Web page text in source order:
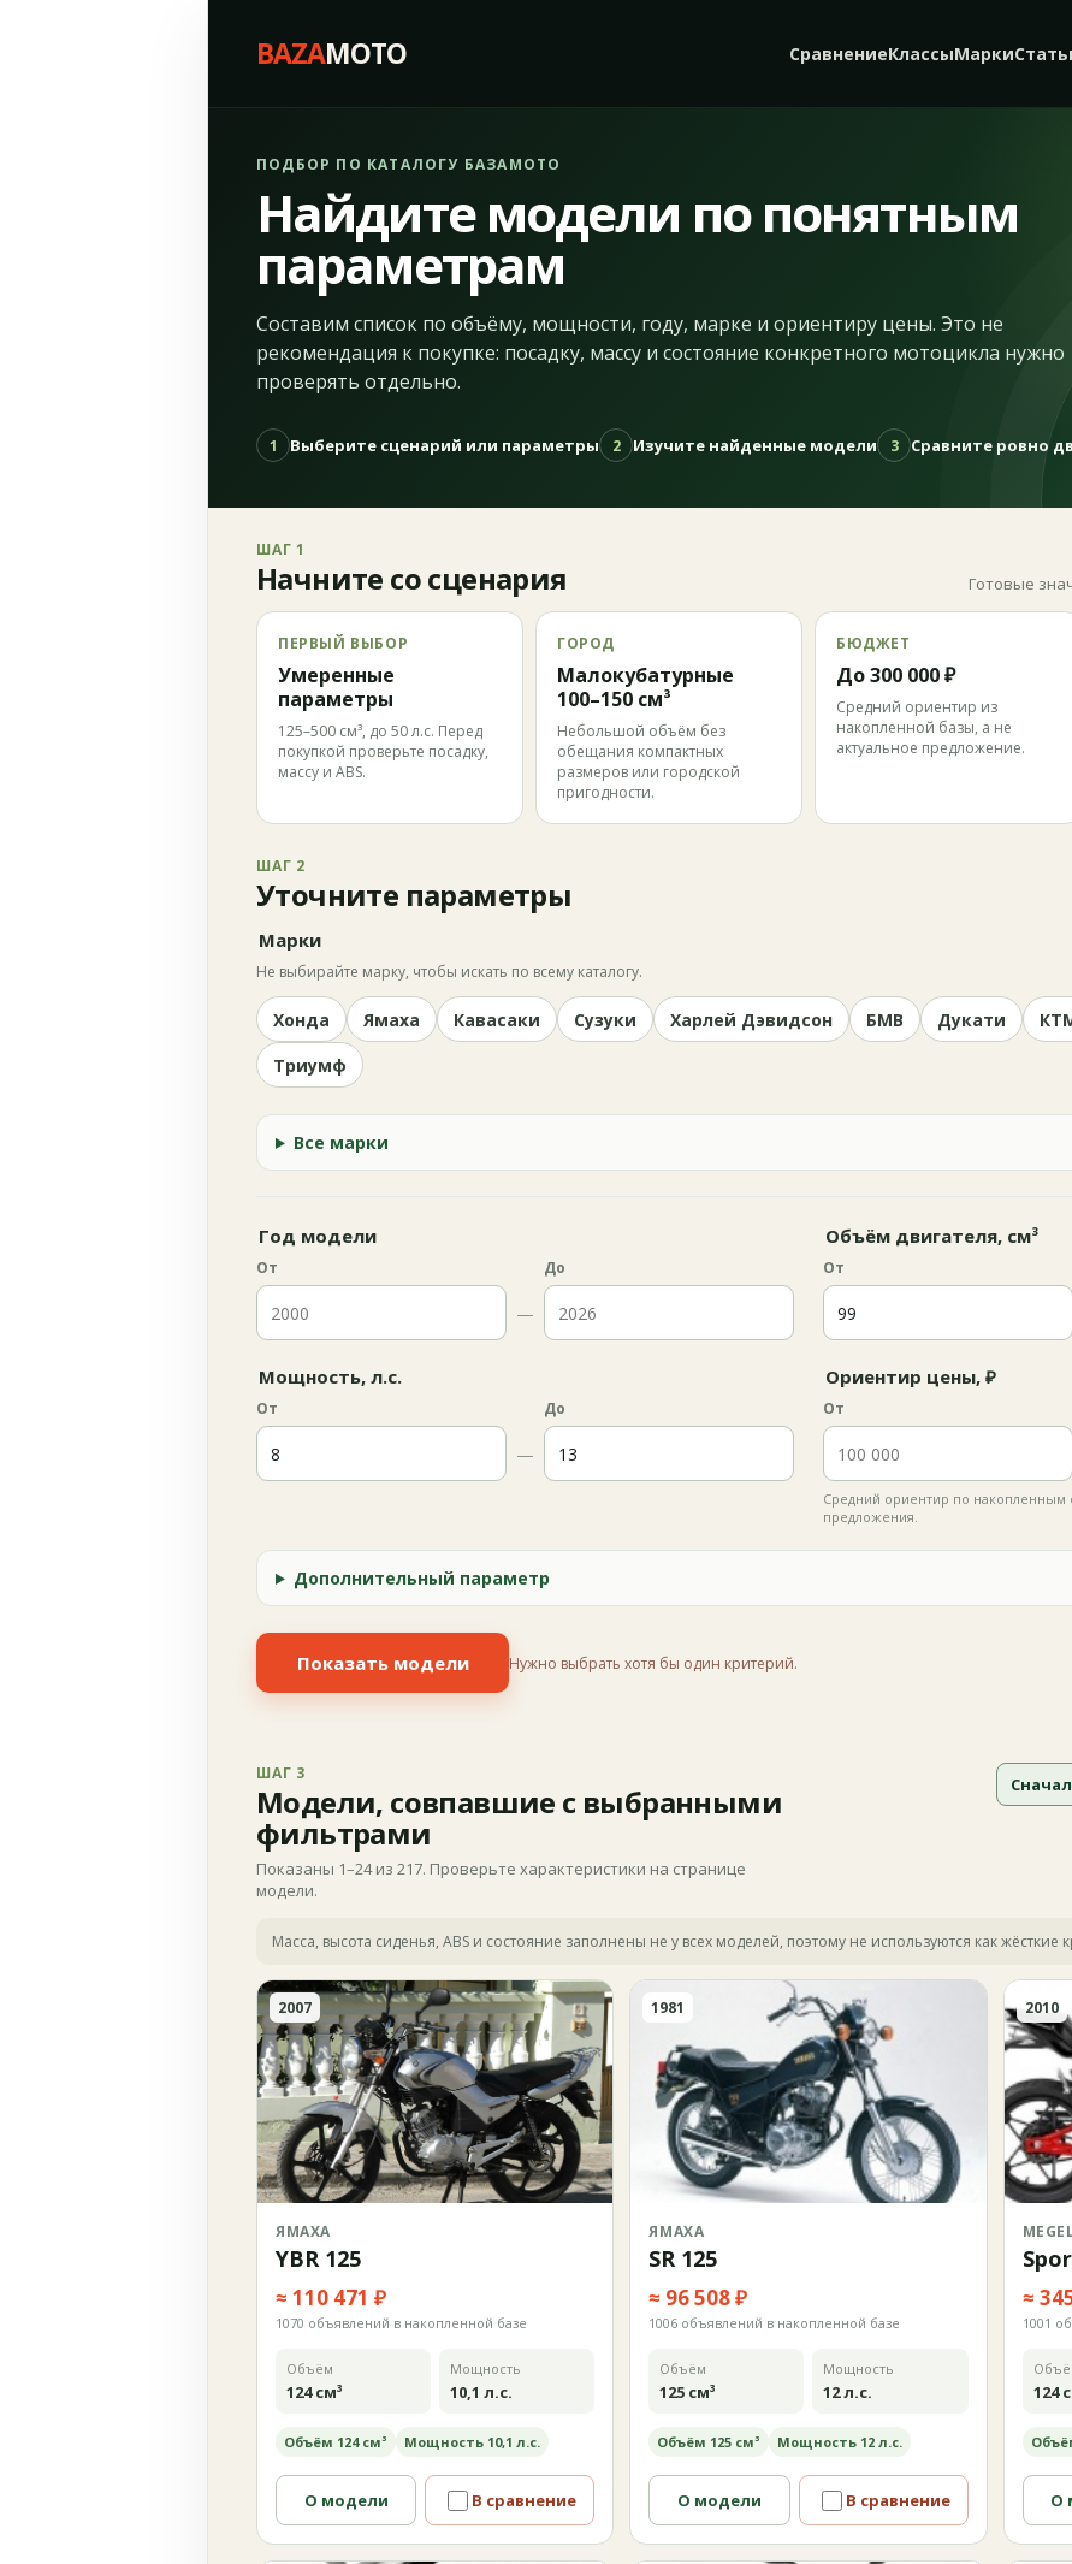
BAZAMOTO СравнениеКлассыМарки
ПОДБОР ПО КАТАЛОГУ БАЗАМОТО
Найдите модели по понятным
параметрам
Составим список по объёму, мощности, году, марке и ориентиру цены. Это не
рекомендация к покупке: посадку, массу и состояние конкретного мотоцикла нужно
проверять отдельно.
1 Выберите сценарий или параметры 2 Изучите найденные модели 3 Сравните ровно
ШАГ 1
Начните со сценария Готовые
ПЕРВЫЙ ВЫБОР
Умеренные
параметры
125–500 см³, до 50 л.с. Перед
покупкой проверьте посадку,
массу и ABS.
ГОРОД
Малокубатурные
100–150 см³
Небольшой объём без
обещания компактных
размеров или городской
пригодности.
БЮДЖЕТ
До 300 000 ₽
Средний ориентир из
накопленной базы, а не
актуальное предложение.
ШАГ 2
Уточните параметры
Марки
Не выбирайте марку, чтобы искать по всему каталогу.
Хонда Ямаха Кавасаки Сузуки Харлей Дэвидсон БМВ Дукати
Триумф
Все марки
Год модели
От
—
До
Объём двигателя, см³
От
Мощность, л.с.
От
—
До
Ориентир цены, ₽
От
Средний ориентир по
предложения.
Дополнительный параметр
Показать модели Нужно выбрать хотя бы один критерий.
ШАГ 3
Модели, совпавшие с выбранными
фильтрами
Показаны 1–24 из 217. Проверьте характеристики на странице
модели.
Масса, высота сиденья, ABS и состояние заполнены не у всех моделей, поэтому не используются как жёсткие
2007
ЯМАХА
YBR 125
≈ 110 471 ₽
1070 объявлений в накопленной базе
Объём
124 см³
Мощность
10,1 л.с.
Объём 124 см³ Мощность 10,1 л.с.
О модели В сравнение
1981
ЯМАХА
SR 125
≈ 96 508 ₽
1006 объявлений в накопленной базе
Объём
125 см³
Мощность
12 л.с.
Объём 125 см³ Мощность 12 л.с.
О модели В сравнение
2010
≈
1001
124
О